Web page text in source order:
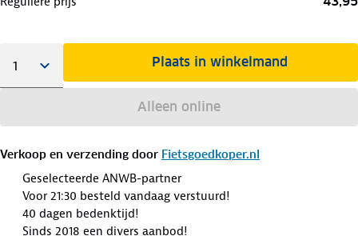
Plaats in winkelmand
Alleen online
Verkoop en verzending door Fietsgoedkoper.nl
Geselecteerde ANWB-partner
Voor 21:30 besteld vandaag verstuurd!
40 dagen bedenktijd!
Sinds 2018 een divers aanbod!